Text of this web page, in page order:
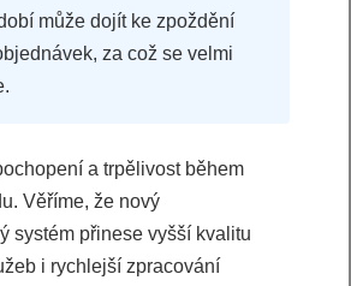
může dojít ke zpoždění
za což se velmi
a trpělivost během
Věříme, že nový
systém přinese vyšší kvalitu
i rychlejší zpracování